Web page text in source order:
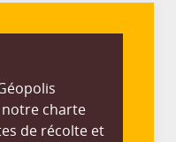
notre charte
de récolte et